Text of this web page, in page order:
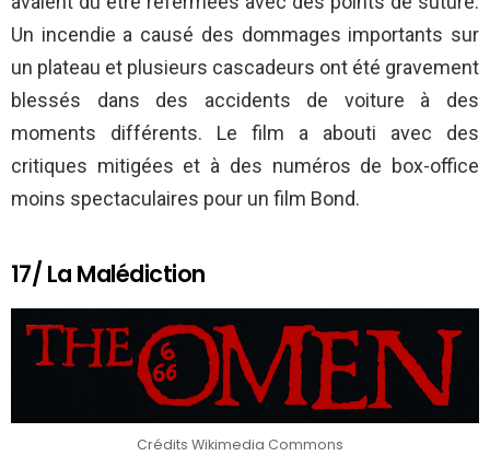
Un incendie a causé des dommages importants sur
un plateau et plusieurs cascadeurs ont été gravement
blessés dans des accidents de voiture à des
moments différents. Le film a abouti avec des
critiques mitigées et à des numéros de box-office
moins spectaculaires pour un film Bond.
17/ La Malédiction
Crédits Wikimedia Commons